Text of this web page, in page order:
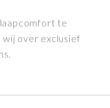
te
wij over exclusief